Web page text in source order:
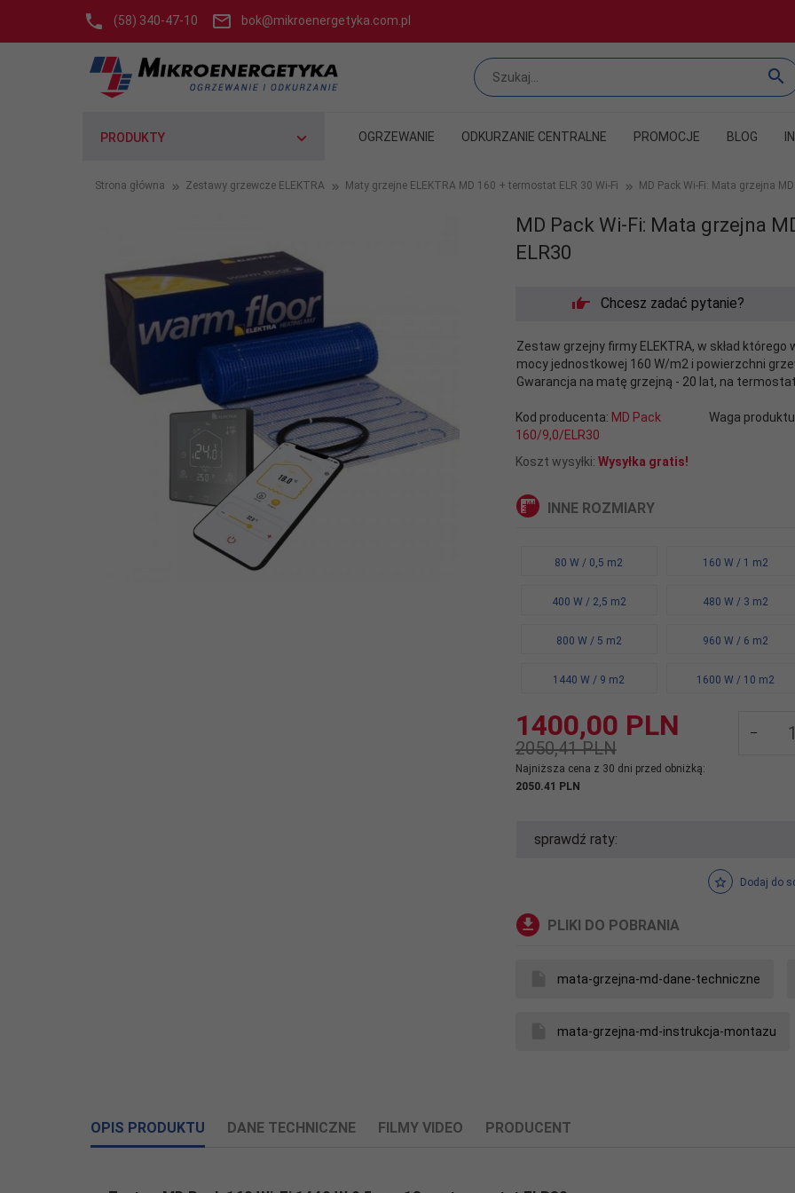
(58) 340-47-10 bok@mikroenergetyka.com.pl
PRODUKTY OGRZEWANIE ODKURZANIE CENTRALNE PROMOCJE BLOG
Strona główna Zestawy grzewcze ELEKTRA Maty grzejne ELEKTRA MD 160 + termostat ELR 30 Wi-Fi MD Pack Wi-Fi: Mata grzejna
MD Pack Wi-Fi: Mata grzejna
ELR30
Chcesz zadać pytanie?
Zestaw grzejny firmy ELEKTRA, w skład
mocy jednostkowej 160 W/m2 i powierzchni
Gwarancja na matę grzejną - 20 lat, na
Kod producenta: MD Pack
160/9,0/ELR30
Waga
Koszt wysyłki: Wysyłka gratis!
INNE ROZMIARY
80 W / 0,5 m2 160 W / 1 m2
400 W / 2,5 m2 480 W / 3 m2
800 W / 5 m2 960 W / 6 m2
1440 W / 9 m2 1600 W / 10 m2
1400,00 PLN
2050,41 PLN
Najniższa cena z 30 dni przed obniżką:
2050.41 PLN
sprawdź raty:
Dodaj do
PLIKI DO POBRANIA
mata-grzejna-md-dane-techniczne
mata-grzejna-md-instrukcja-montazu
OPIS PRODUKTU DANE TECHNICZNE FILMY VIDEO PRODUCENT